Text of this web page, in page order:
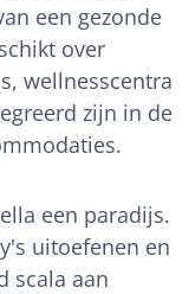
een gezonde
over
wellnesscentra
zijn in de
een paradijs.
uitoefenen en
scala aan